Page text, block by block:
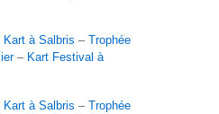
Kart à Salbris –Trophée
– Kart Festival à
Kart à Salbris –Trophée